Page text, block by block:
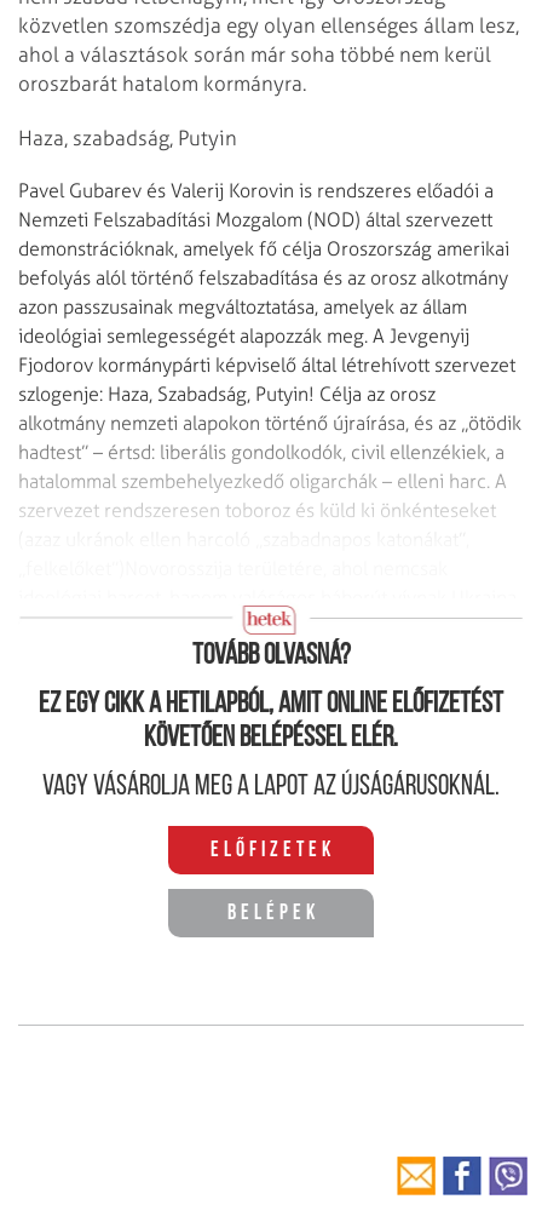
közvetlen szomszédja egy olyan ellenséges állam lesz,
ahol a választások során már soha többé nem kerül
oroszbarát hatalom kormányra.
Haza, szabadság, Putyin
Pavel Gubarev és Valerij Korovin is rendszeres előadói a
Nemzeti Felszabadítási Mozgalom (NOD) által szervezett
demonstrációknak, amelyek fő célja Oroszország amerikai
befolyás alól történő felszabadítása és az orosz alkotmány
azon passzusainak megváltoztatása, amelyek az állam
ideológiai semlegességét alapozzák meg. A Jevgenyij
Fjodorov kormánypárti képviselő által létrehívott szervezet
szlogenje: Haza, Szabadság, Putyin! Célja az orosz
alkotmány nemzeti alapokon történő újraírása, és az „ötödik
hadtest” – értsd: liberális gondolkodók, civil ellenzékiek, a
hatalommal szembehelyezkedő oligarchák – elleni harc. A
szervezet rendszeresen toboroz és küld ki önkénteseket
Tovább olvasná?
Ez egy cikk a hetilapból, amit online előfizetést
követően belépéssel elér.
Vagy vásárolja meg a lapot az újságárusoknál.
Előfizetek
Belépek